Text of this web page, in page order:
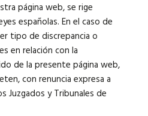
página web, se rige
españolas. En el caso de
tipo de discrepancia o
en relación con la
de la presente página web,
con renuncia expresa a
Juzgados y Tribunales de